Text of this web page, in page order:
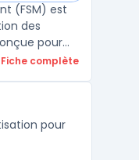
(FSM) est
des
pour
et la
le suivi des
Fiche complète
pour